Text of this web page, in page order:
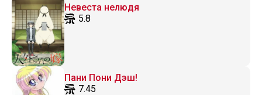
Невеста нелюдя
5.8
Пани Пони Дэш!
7.45